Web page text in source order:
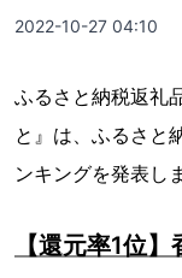
2022-10-27 04:10
ふるさと納税返礼
と』は、ふるさと
ンキングを発表し
【還元率1位